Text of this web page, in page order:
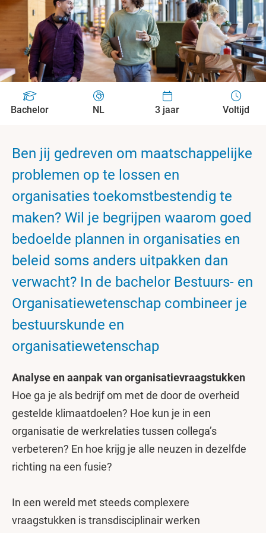
Bachelor NL 3 jaar Voltijd
Ben jij gedreven om maatschappelijke
problemen op te lossen en
organisaties toekomstbestendig te
maken? Wil je begrijpen waarom goed
bedoelde plannen in organisaties en
beleid soms anders uitpakken dan
verwacht? In de bachelor Bestuurs- en
Organisatiewetenschap combineer je
bestuurskunde en
organisatiewetenschap
Analyse en aanpak van organisatievraagstukken
Hoe ga je als bedrijf om met de door de overheid
gestelde klimaatdoelen? Hoe kun je in een
organisatie de werkrelaties tussen collega’s
verbeteren? En hoe krijg je alle neuzen in dezelfde
richting na een fusie?
In een wereld met steeds complexere
vraagstukken is transdisciplinair werken